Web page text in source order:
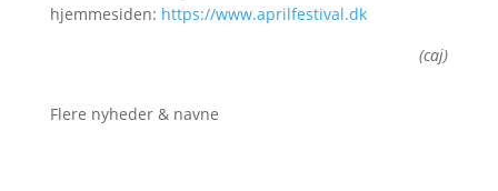
hjemmesiden: https://www.aprilfestival.dk
(caj)
Flere nyheder & navne